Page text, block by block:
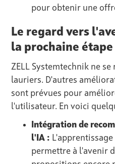
pour obtenir une
Le regard vers
la prochaine étape
ZELL Systemtechnik ne se
lauriers. D'autres
sont prévues pour
l'utilisateur. En voici
Intégration de
l'IA :
permettre à l'avenir